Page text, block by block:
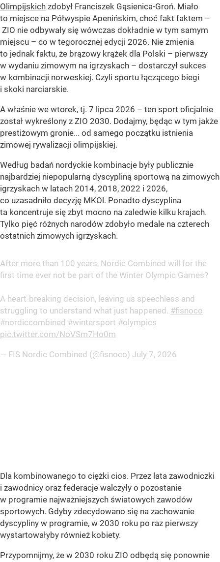
Olimpijskich zdobył Franciszek Gąsienica-Groń. Miało
to miejsce na Półwyspie Apenińskim, choć fakt faktem –
ZIO nie odbywały się wówczas dokładnie w tym samym
miejscu – co w tegorocznej edycji 2026. Nie zmienia
to jednak faktu, że brązowy krążek dla Polski – pierwszy
w wydaniu zimowym na igrzyskach – dostarczył sukces
w kombinacji norweskiej. Czyli sportu łączącego biegi
i skoki narciarskie.
A właśnie we wtorek, tj. 7 lipca 2026 – ten sport oficjalnie
został wykreślony z ZIO 2030. Dodajmy, będąc w tym jakże
prestiżowym gronie... od samego początku istnienia
zimowej rywalizacji olimpijskiej.
Według badań nordyckie kombinacje były publicznie
najbardziej niepopularną dyscypliną sportową na zimowych
igrzyskach w latach 2014, 2018, 2022 i 2026,
co uzasadniło decyzję MKOl. Ponadto dyscyplina
ta koncentruje się zbyt mocno na zaledwie kilku krajach.
Tylko pięć różnych narodów zdobyło medale na czterech
ostatnich zimowych igrzyskach.
After more than 100 years, Nordic Combined will for the
first time ever not be part of the Winter Olympic Games?
A heart-breaking decision, leaving us speechless and
struggling to understand what just happened. #fisnoco
#nordiccombined #wintersport #olympics
pic.twitter.com/NoVSm7Ho0m
— FIS Nordic Combined (@fisnoco) July 7, 2026
Dla kombinowanego to ciężki cios. Przez lata zawodniczki
i zawodnicy oraz federacje walczyły o pozostanie
w programie najważniejszych światowych zawodów
sportowych. Gdyby zdecydowano się na zachowanie
dyscypliny w programie, w 2030 roku po raz pierwszy
wystartowałyby również kobiety.
Przypomnijmy, że w 2030 roku ZIO odbędą się ponownie